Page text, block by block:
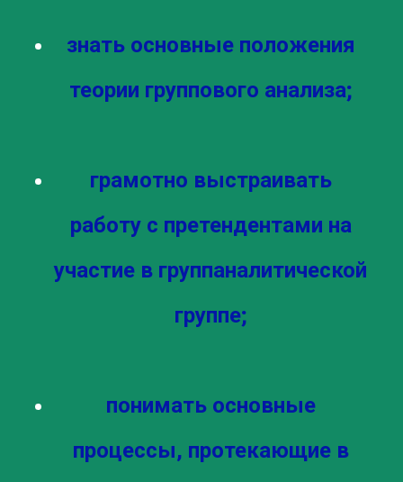
знать основные положения
теории группового анализа;
грамотно выстраивать
работу с претендентами на
участие в группаналитической
группе;
понимать основные
процессы, протекающие в